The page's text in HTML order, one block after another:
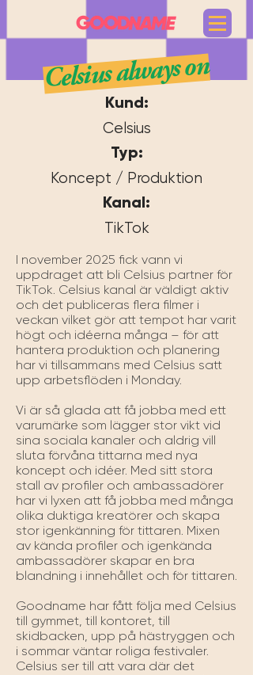
Kund:
Celsius
Typ:
Koncept / Produktion
Kanal:
TikTok
I november 2025 fick vann vi
uppdraget att bli Celsius partner för
TikTok. Celsius kanal är väldigt aktiv
och det publiceras flera filmer i
veckan vilket gör att tempot har varit
högt och idéerna många – för att
hantera produktion och planering
har vi tillsammans med Celsius satt
upp arbetsflöden i Monday.
Vi är så glada att få jobba med ett
varumärke som lägger stor vikt vid
sina sociala kanaler och aldrig vill
sluta förvåna tittarna med nya
koncept och idéer. Med sitt stora
stall av profiler och ambassadörer
har vi lyxen att få jobba med många
olika duktiga kreatörer och skapa
stor igenkänning för tittaren. Mixen
av kända profiler och igenkända
ambassadörer skapar en bra
blandning i innehållet och för tittaren.
Goodname har fått följa med Celsius
till gymmet, till kontoret, till
skidbacken, upp på hästryggen och
i sommar väntar roliga festivaler.
Celsius ser till att vara där det
Celsius always on